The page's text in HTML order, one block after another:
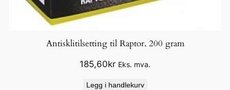
Antisklitilsetting til Raptor. 200 gram
185,60kr Eks. mva.
Legg i handlekurv